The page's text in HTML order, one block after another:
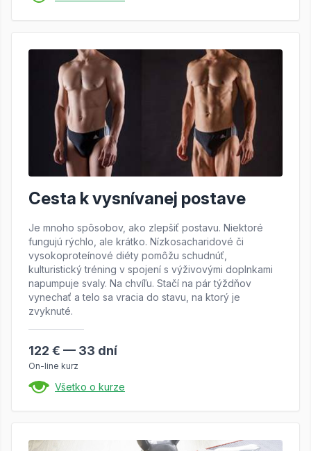
Cesta k vysnívanej postave
Je mnoho spôsobov, ako zlepšiť postavu. Niektoré
fungujú rýchlo, ale krátko. Nízkosacharidové či
vysokoproteínové diéty pomôžu schudnúť,
kulturistický tréning v spojení s výživovými doplnkami
napumpuje svaly. Na chvíľu. Stačí na pár týždňov
vynechať a telo sa vracia do stavu, na ktorý je
zvyknuté.
122 € — 33 dní
On-line kurz
Všetko o kurze